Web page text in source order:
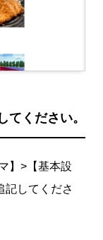
てください。
】>【基本設
記してくださ